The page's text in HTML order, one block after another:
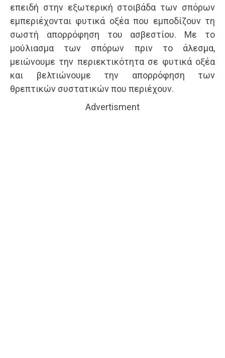
επειδή στην εξωτερική στοιβάδα των σπόρων
εμπεριέχονται φυτικά οξέα που εμποδίζουν τη
σωστή απορρόφηση του ασβεστίου. Με το
μούλιασμα των σπόρων πριν το άλεσμα,
μειώνουμε την περιεκτικότητα σε φυτικά οξέα
και βελτιώνουμε την απορρόφηση των
θρεπτικών συστατικών που περιέχουν.
Advertisment